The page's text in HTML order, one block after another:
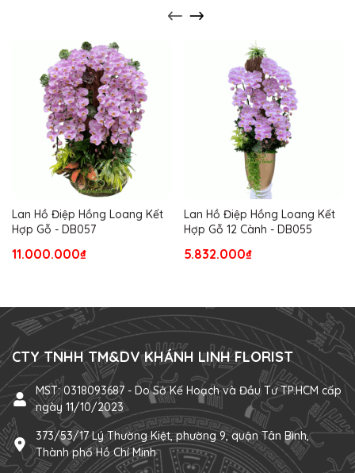
Lan Hồ Điệp Hồng Loang Kết
Hợp Gỗ - DB057
11.000.000₫
Lan Hồ Điệp Hồng Loang Kết
Hợp Gỗ 12 Cành - DB055
5.832.000₫
CTY TNHH TM&DV KHÁNH LINH FLORIST
MST: 0318093687 - Do Sở Kế Hoạch và Đầu Tư TP.HCM cấp
ngày 11/10/2023
373/53/17 Lý Thường Kiệt, phường 9, quận Tân Bình,
Thành phố Hồ Chí Minh